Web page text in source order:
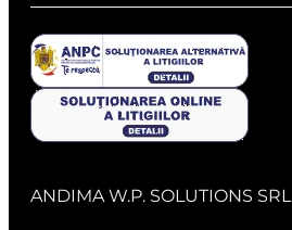
ANDIMA W.P. SOLUTIONS SRL